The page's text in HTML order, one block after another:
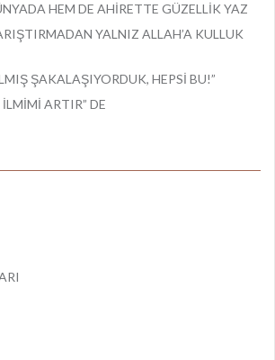
HEM DE AHİRETTE GÜZELLİK YAZ
YALNIZ ALLAH’A KULLUK
ŞAKALAŞIYORDUK, HEPSİ BU!”
ARTIR” DE